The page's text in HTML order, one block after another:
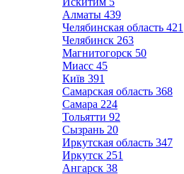
Алматы 439
Челябинская область 421
Челябинск 263
Магнитогорск 50
Миасс 45
Київ 391
Самарская область 368
Самара 224
Тольятти 92
Сызрань 20
Иркутская область 347
Иркутск 251
Ангарск 38